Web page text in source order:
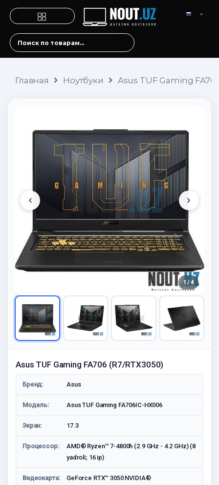
Главная Ноутбуки Asus TUF Gaming
1 / 4
Asus TUF Gaming FA706 (R7/RTX3050)
Бренд: Asus
Модель: Asus TUF Gaming FA706IC-HX006
Экран: 17.3
Процессор:
AMD® Ryzen™ 7-4800h (2.9 GHz - 4.2 GHz) (8
yadroli; 16 ip)
Видеокарта:
GeForce RTX™ 3050 NVIDIA®